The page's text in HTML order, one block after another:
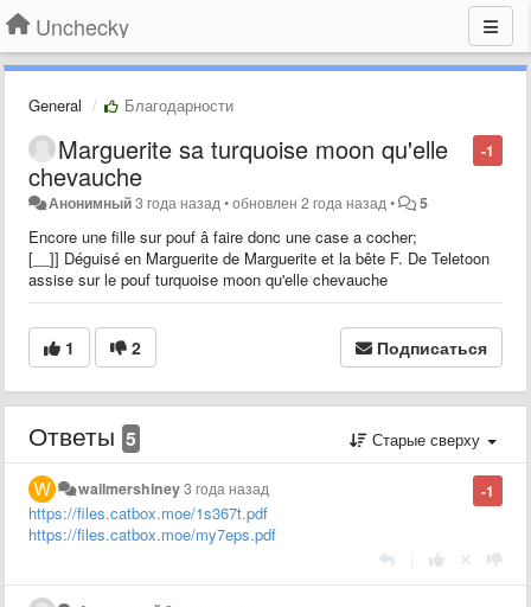
Unchecky
General Благодарности
-1
Marguerite sa turquoise moon qu'elle
chevauche
Анонимный3 года назад•обновлен2 года назад• 5
Encore une fille sur pouf â faire donc une case a cocher;
[__]] Déguisé en Marguerite de Marguerite et la bête F. De Teletoon
assise sur le pouf turquoise moon qu'elle chevauche
1 2 Подписаться
Ответы 5 Старые сверху
-1
wailmershiney3 года назад
https://files.catbox.moe/1s367t.pdf
https://files.catbox.moe/my7eps.pdf